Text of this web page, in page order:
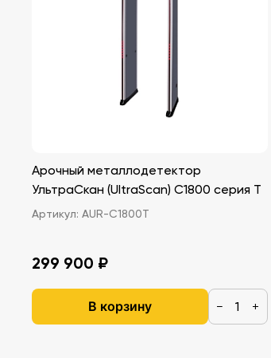
Арочный металлодетектор
УльтраСкан (UltraScan) C1800 серия T
Артикул: AUR-C1800T
299 900 ₽
В корзину − +